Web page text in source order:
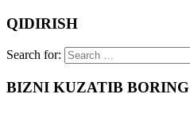
QIDIRISH
Search for:
BIZNI KUZATIB BORING